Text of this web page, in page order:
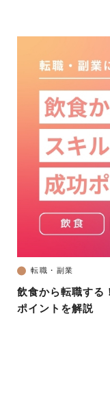
転職・副業
飲食から転職する
ポイントを解説